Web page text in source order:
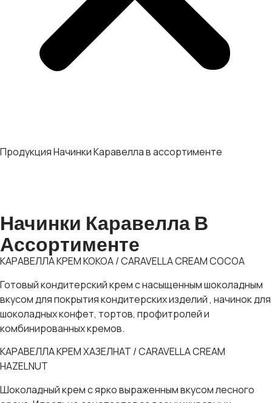
ПродукцияНачинки Каравелла в ассортименте
Начинки Каравелла В
Ассортименте
КАРАВЕЛЛА КРЕМ КОКОА / CARAVELLA CREAM COCOA
Готовый кондитерский крем с насыщенным шоколадным
вкусом для покрытия кондитерских изделий , начинок для
шоколадных конфет, тортов, профитролей и
комбинированных кремов.
КАРАВЕЛЛА КРЕМ ХАЗЕЛНАТ / CARAVELLA CREAM
HAZELNUT
Шоколадный крем с ярко выраженным вкусом лесного